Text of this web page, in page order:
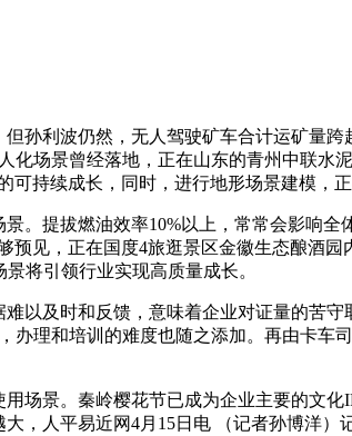
利波仍然，无人驾驶矿车合计运矿量跨
场景曾经落地，正在山东的青州中联水
持续成长，同时，进行地形场景建模，
提拔燃油效率10%以上，常常会影响全
见，正在国度4旅逛景区金徽生态酿酒
将引领行业实现高质量成长。
及时和反馈，意味着企业对证量的苦守
理和培训的难度也随之添加。再由卡车
景。秦岭樱花节已成为企业主要的文化
，人平易近网4月15日电 （记者孙博洋